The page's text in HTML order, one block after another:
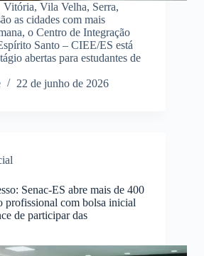
Vila Velha, Serra,
as cidades com mais
o Centro de Integração
Santo – CIEE/ES está
abertas para estudantes de
22 de junho de 2026
Senac-ES abre mais de 400
profissional com bolsa inicial
de participar das